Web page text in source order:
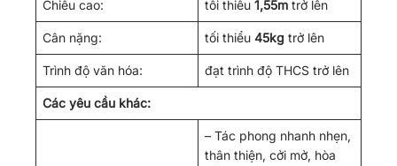
Chiều cao: tối thiểu 1,55m trở lên
Cân nặng: tối thiểu 45kg trở lên
Trình độ văn hóa: đạt trình độ THCS trở lên
Các yêu cầu khác:
– Tác phong nhanh nhẹn,
thân thiện, cởi mở, hòa